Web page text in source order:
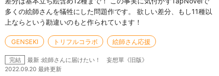
多くの絵師さんを犠牲にした問題作です。 欲しい差分、もし11種以
上ならという勘違いのもと作られています！
GENSEKI トリフルコラボ 絵師さん応援
完結
最新 :絵師さんに届けたい！ 妄想單《旧版》
2022.09.20 最終更新